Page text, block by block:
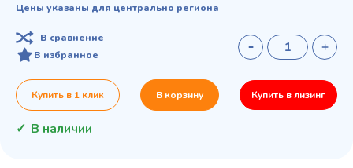
Цены указаны для центрально региона
В сравнение
В избранное
Купить в 1 клик В корзину Купить в лизинг
В наличии